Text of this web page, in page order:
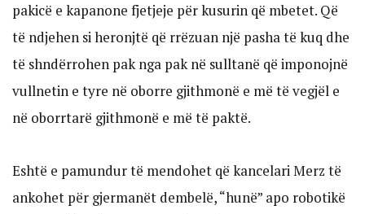
pakicë e kapanone fjetjeje për kusurin që mbetet. Që
të ndjehen si heronjtë që rrëzuan një pasha të kuq dhe
të shndërrohen pak nga pak në sulltanë që imponojnë
vullnetin e tyre në oborre gjithmonë e më të vegjël e
në oborrtarë gjithmonë e më të paktë.
Eshtë e pamundur të mendohet që kancelari Merz të
ankohet për gjermanët dembelë, “hunë” apo robotikë